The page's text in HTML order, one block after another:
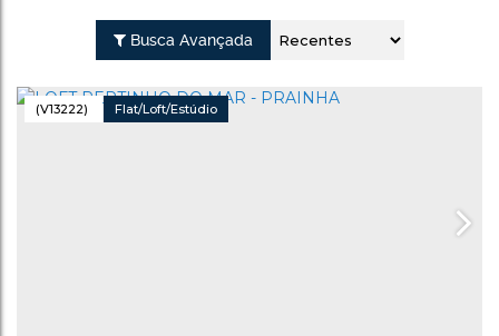
Busca Avançada
(V13222) Flat/Loft/Estúdio